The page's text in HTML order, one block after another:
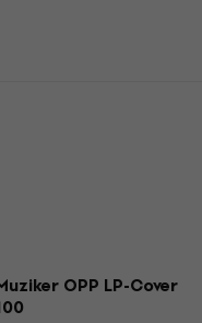
OPP LP-Cover